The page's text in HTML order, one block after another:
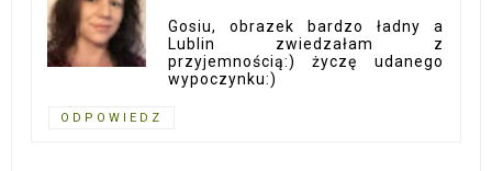
Gosiu, obrazek bardzo ładny a
Lublin zwiedzałam z
przyjemnością:) życzę udanego
wypoczynku:)
ODPOWIEDZ